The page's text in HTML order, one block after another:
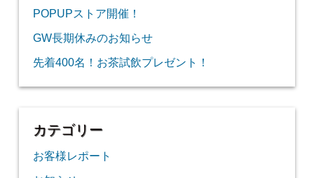
POPUPストア開催！
GW長期休みのお知らせ
先着400名！お茶試飲プレゼント！
カテゴリー
お客様レポート